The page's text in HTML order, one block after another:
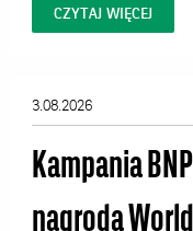
połowa
medycznych –
jednak znacznie
rodzi pytania o...
CZYTAJ WIĘCEJ
3.08.2026
Kampania
nagrodą